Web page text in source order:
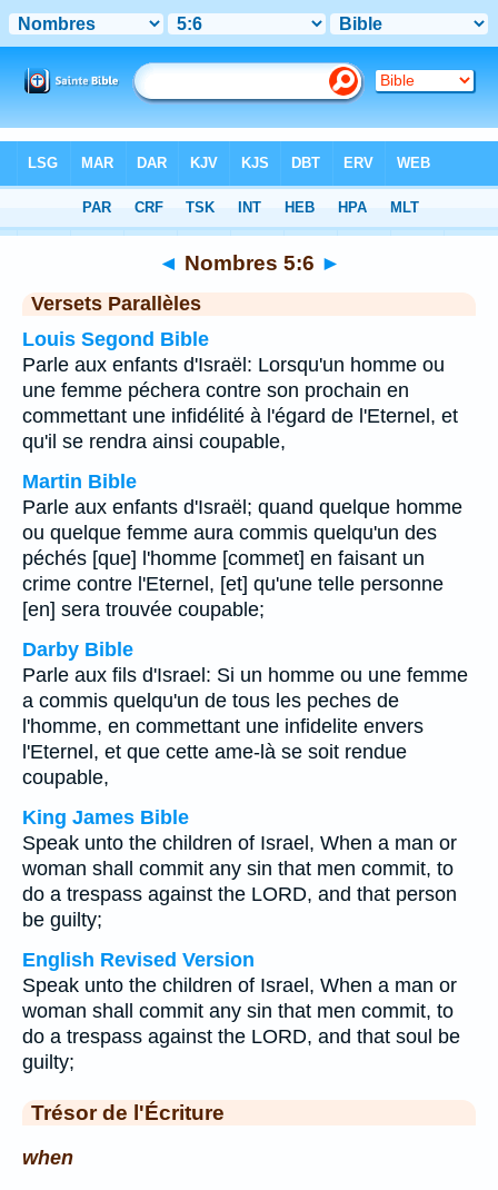
Chapitre 5 > Verset 6
◄ Nombres 5:6 ►
Versets Parallèles
Louis Segond Bible
Parle aux enfants d'Israël: Lorsqu'un homme ou
une femme péchera contre son prochain en
commettant une infidélité à l'égard de l'Eternel, et
qu'il se rendra ainsi coupable,
Martin Bible
Parle aux enfants d'Israël; quand quelque homme
ou quelque femme aura commis quelqu'un des
péchés [que] l'homme [commet] en faisant un
crime contre l'Eternel, [et] qu'une telle personne
[en] sera trouvée coupable;
Darby Bible
Parle aux fils d'Israel: Si un homme ou une femme
a commis quelqu'un de tous les peches de
l'homme, en commettant une infidelite envers
l'Eternel, et que cette ame-là se soit rendue
coupable,
King James Bible
Speak unto the children of Israel, When a man or
woman shall commit any sin that men commit, to
do a trespass against the LORD, and that person
be guilty;
English Revised Version
Speak unto the children of Israel, When a man or
woman shall commit any sin that men commit, to
do a trespass against the LORD, and that soul be
guilty;
Trésor de l'Écriture
when